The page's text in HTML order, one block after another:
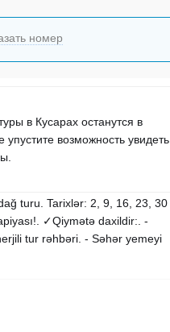
номер
в Кусарах останутся в
возможность увидеть
turu. Tarixlər: 2, 9, 16, 23, 30
✓Qiymətə daxildir:. -
tur rəhbəri. - Səhər yemeyi